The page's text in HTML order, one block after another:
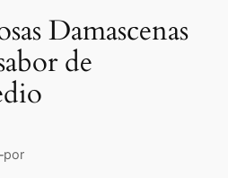
Damascenas
de
por